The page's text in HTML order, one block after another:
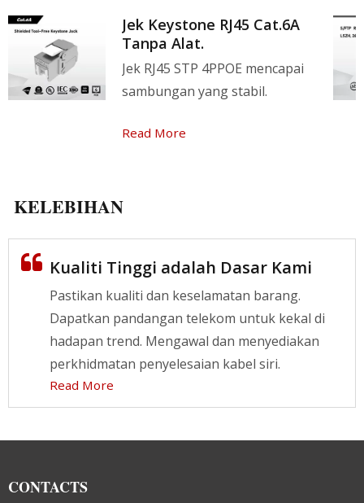
Jek Keystone RJ45 Cat.6A
Tanpa Alat.
Jek RJ45 STP 4PPOE mencapai
sambungan yang stabil.
Read More
KELEBIHAN
Kualiti Tinggi adalah Dasar Kami
Pastikan kualiti dan keselamatan barang.
Dapatkan pandangan telekom untuk kekal di
hadapan trend. Mengawal dan menyediakan
perkhidmatan penyelesaian kabel siri.
Read More
CONTACTS